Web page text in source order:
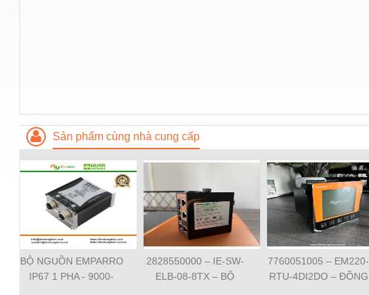
Sản phẩm cùng nhà cung cấp
BỘ NGUỒN EMPARRO
IP67 1 PHA - 9000-
2828550000 – IE-SW-
ELB-08-8TX – BỘ
7760051005 – EM220-
RTU-4DI2DO – ĐỒNG